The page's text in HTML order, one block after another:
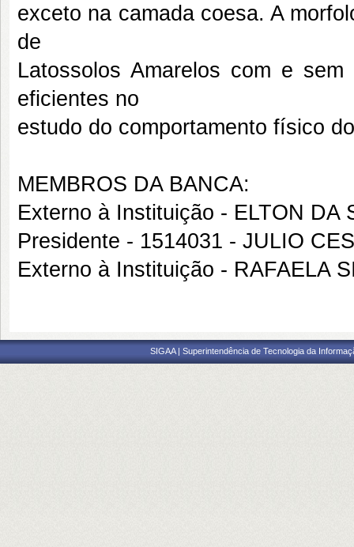
exceto na camada coesa. A
de
Latossolos Amarelos com e
eficientes no
estudo do comportamento físico
MEMBROS DA BANCA:
Externo à Instituição - ELTON DA
Presidente - 1514031 - JULIO
Externo à Instituição - RAFAELA
SIGAA | Superintendência de Tecnologia da